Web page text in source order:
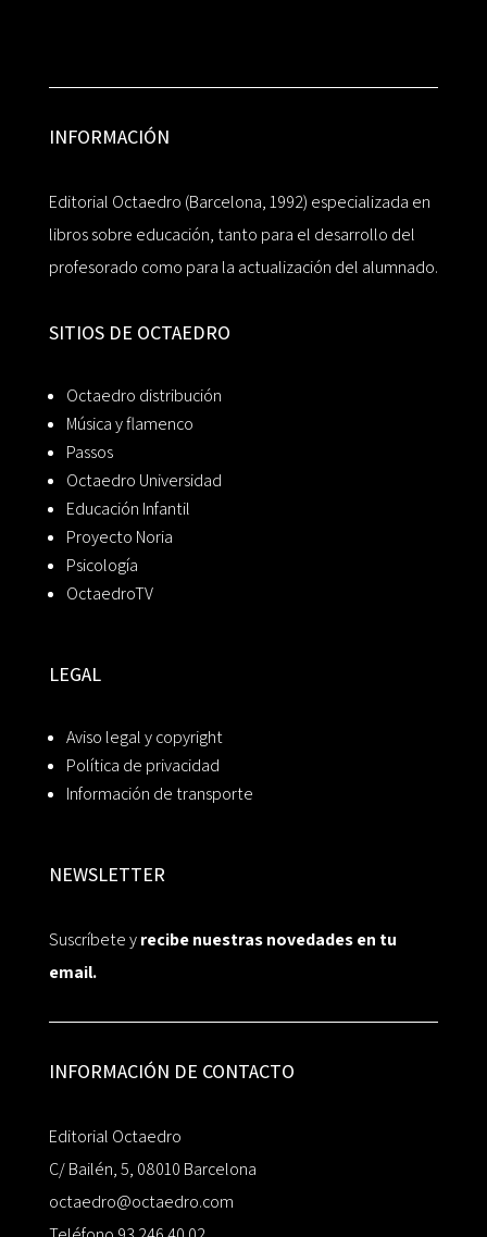
INFORMACIÓN
Editorial Octaedro (Barcelona, 1992) especializada en
libros sobre educación, tanto para el desarrollo del
profesorado como para la actualización del alumnado.
SITIOS DE OCTAEDRO
Octaedro distribución
Música y flamenco
Passos
Octaedro Universidad
Educación Infantil
Proyecto Noria
Psicología
OctaedroTV
LEGAL
Aviso legal y copyright
Política de privacidad
Información de transporte
NEWSLETTER
Suscríbete yrecibe nuestras novedades en tu
email.
INFORMACIÓN DE CONTACTO
Editorial Octaedro
C/ Bailén, 5, 08010 Barcelona
octaedro@octaedro.com